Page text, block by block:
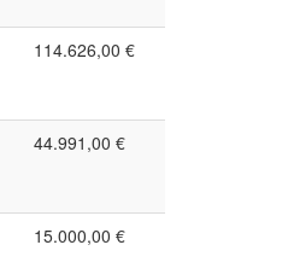
114.626,00 €
44.991,00 €
15.000,00 €